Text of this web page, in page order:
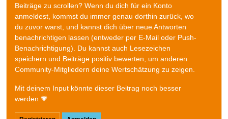
Beiträge zu scrollen? Wenn du dich für ein Konto
anmeldest, kommst du immer genau dorthin zurück, wo
du zuvor warst, und kannst dich über neue Antworten
benachrichtigen lassen (entweder per E-Mail oder Push-
Benachrichtigung). Du kannst auch Lesezeichen
speichern und Beiträge positiv bewerten, um anderen
Community-Mitgliedern deine Wertschätzung zu zeigen.
Mit deinem Input könnte dieser Beitrag noch besser
werden 💗